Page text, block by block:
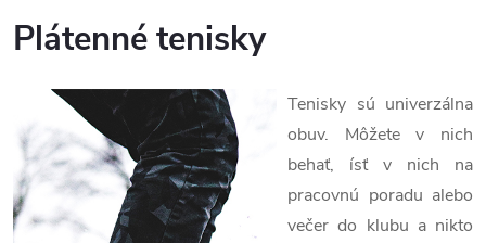
Plátenné tenisky
Tenisky sú univerzálna
obuv. Môžete v nich
behať, ísť v nich na
pracovnú poradu alebo
večer do klubu a nikto